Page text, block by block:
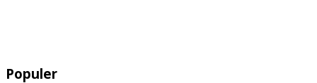
Populer